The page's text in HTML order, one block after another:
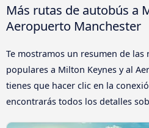
Más rutas de autobús a
Aeropuerto Manchester
Te mostramos un resumen de las
populares a Milton Keynes y al
tienes que hacer clic en la
encontrarás todos los detalles